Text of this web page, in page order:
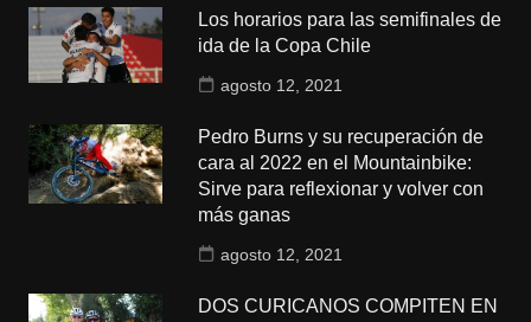
Los horarios para las semifinales de
ida de la Copa Chile
agosto 12, 2021
Pedro Burns y su recuperación de
cara al 2022 en el Mountainbike:
Sirve para reflexionar y volver con
más ganas
agosto 12, 2021
DOS CURICANOS COMPITEN EN